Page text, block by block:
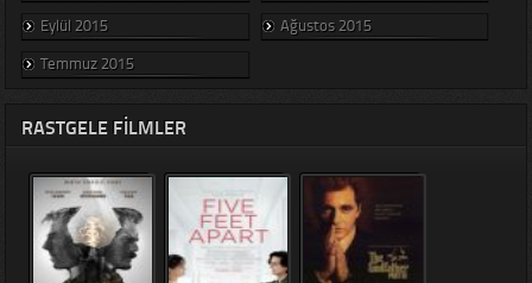
Eylül 2015
Ağustos 2015
Temmuz 2015
RASTGELE FILMLER